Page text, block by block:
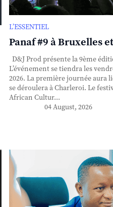
L’ESSENTIEL
Panaf #9 à Bruxelles
D&J Prod présente la 9ème
L’événement se tiendra les
2026. La première journée aura
se déroulera à Charleroi. Le
African Cultur...
04 August, 2026